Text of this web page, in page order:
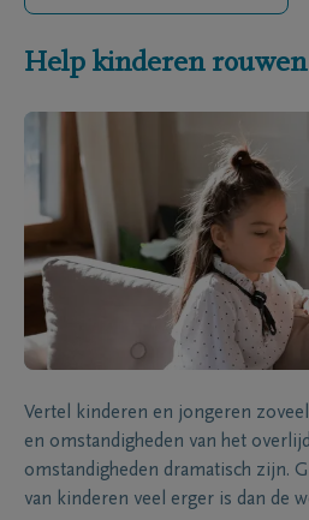
Help kinderen rouwen
Vertel kinderen en jongeren
en omstandigheden van het
omstandigheden dramatisch zijn.
van kinderen veel erger is dan de